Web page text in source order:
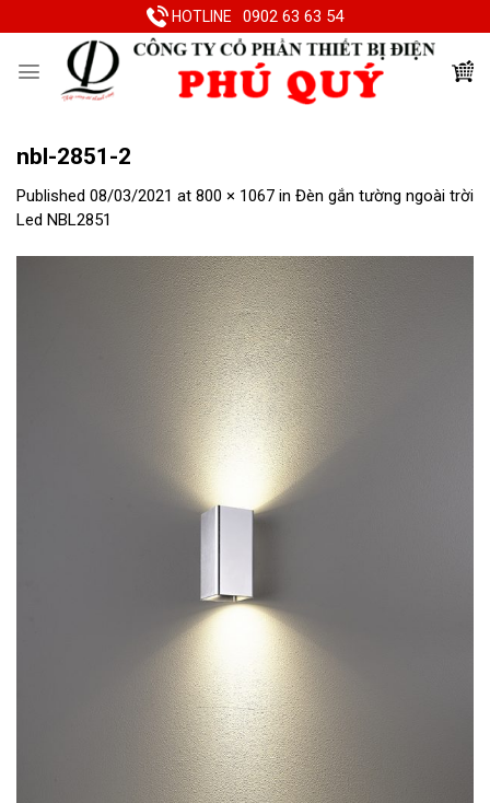
to
HOTLINE 0902 63 63 54
nbl-2851-2
Published 08/03/2021 at 800 × 1067 in Đèn gắn tường ngoài trời
Led NBL2851